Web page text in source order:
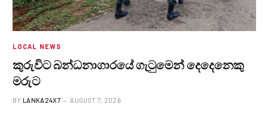
LOCAL NEWS
කුරුවිට බන්ධනාගාරයේ ගැටුමෙන් දෙදෙනෙකු
මරුට
BY LANKA24X7 AUGUST 7, 2026